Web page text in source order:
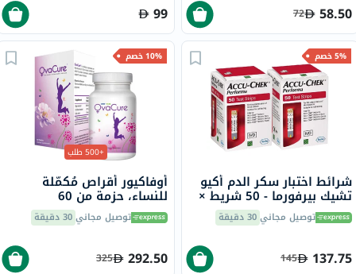
58.50
72
99
5% خصم
شرائط اختبار سكر الدم أكيو
تشيك بيرفورما - 50 شريط ×
2 توصيل مجاني30 دقيقة
137.75
145
10% خصم
+500 طلب
أوفاكيور أقراص مُكمّلة
للنساء، حزمة من 60
توصيل مجاني30 دقيقة
292.50
325